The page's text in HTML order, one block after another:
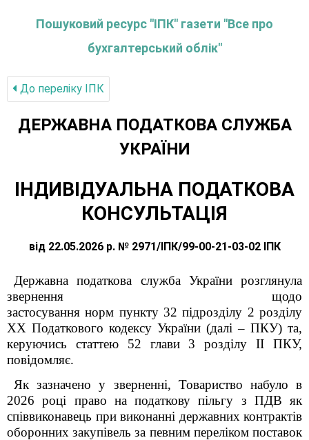
Пошуковий ресурс "ІПК" газети "Все про
бухгалтерський облік"
До переліку IПК
ДЕРЖАВНА ПОДАТКОВА СЛУЖБА
УКРАЇНИ
ІНДИВІДУАЛЬНА ПОДАТКОВА
КОНСУЛЬТАЦІЯ
від 22.05.2026 р. № 2971/ІПК/99-00-21-03-02 ІПК
Державна податкова служба України розглянула
звернення щодо
застосування норм пункту 32 підрозділу 2 розділу
XX Податкового кодексу України (далі – ПКУ) та,
керуючись статтею 52 глави 3 розділу ІІ ПКУ,
повідомляє.
Як зазначено у зверненні, Товариство набуло в
2026 році право на податкову пільгу з ПДВ як
співвиконавець при виконанні державних контрактів
оборонних закупівель за певним переліком поставок